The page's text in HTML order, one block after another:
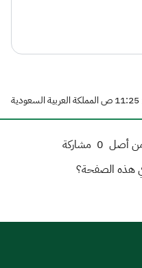
من أصل 0 مشاركة
هذه الصفحة؟